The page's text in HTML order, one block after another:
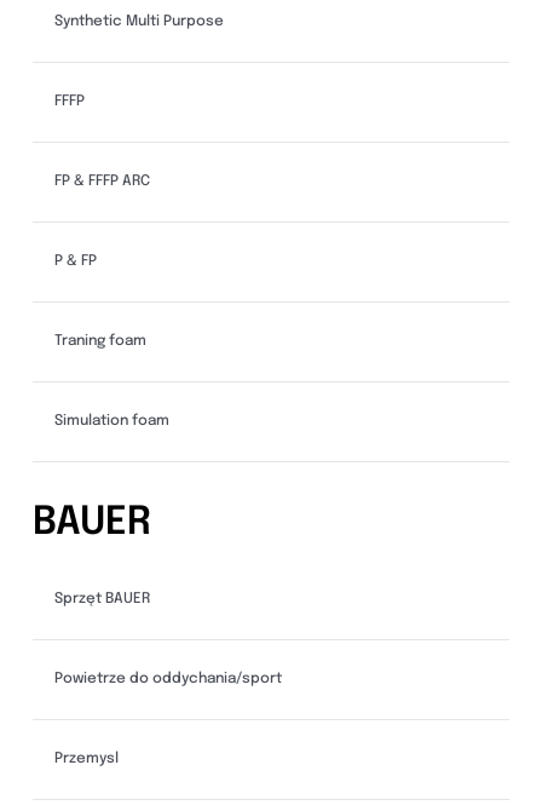
Synthetic Multi Purpose
FFFP
FP & FFFP ARC
P & FP
Traning foam
Simulation foam
BAUER
Sprzęt BAUER
Powietrze do oddychania/sport
Przemysl